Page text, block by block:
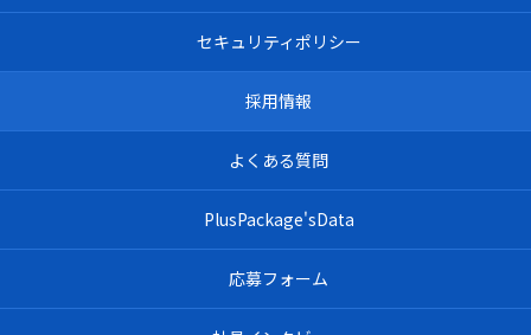
セキュリティポリシー
採用情報
よくある質問
PlusPackage'sData
応募フォーム